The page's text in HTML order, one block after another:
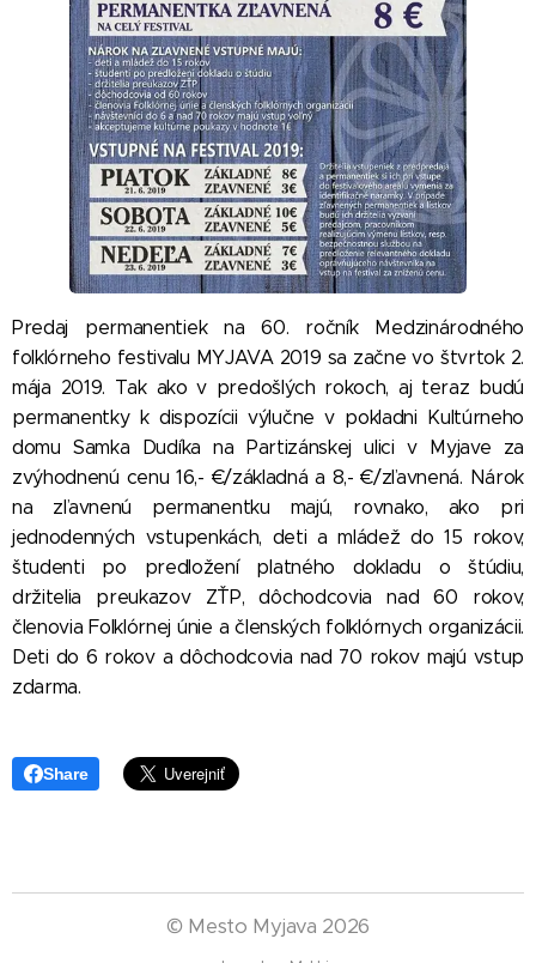
Predaj permanentiek na 60. ročník Medzinárodného
folklórneho festivalu MYJAVA 2019 sa začne vo štvrtok 2.
mája 2019. Tak ako v predošlých rokoch, aj teraz budú
permanentky k dispozícii výlučne v pokladni Kultúrneho
domu Samka Dudíka na Partizánskej ulici v Myjave za
zvýhodnenú cenu 16,- €/základná a 8,- €/zľavnená. Nárok
na zľavnenú permanentku majú, rovnako, ako pri
jednodenných vstupenkách, deti a mládež do 15 rokov,
študenti po predložení platného dokladu o štúdiu,
držitelia preukazov ZŤP, dôchodcovia nad 60 rokov,
členovia Folklórnej únie a členských folklórnych organizácii.
Deti do 6 rokov a dôchodcovia nad 70 rokov majú vstup
zdarma.
Share
© Mesto Myjava 2026